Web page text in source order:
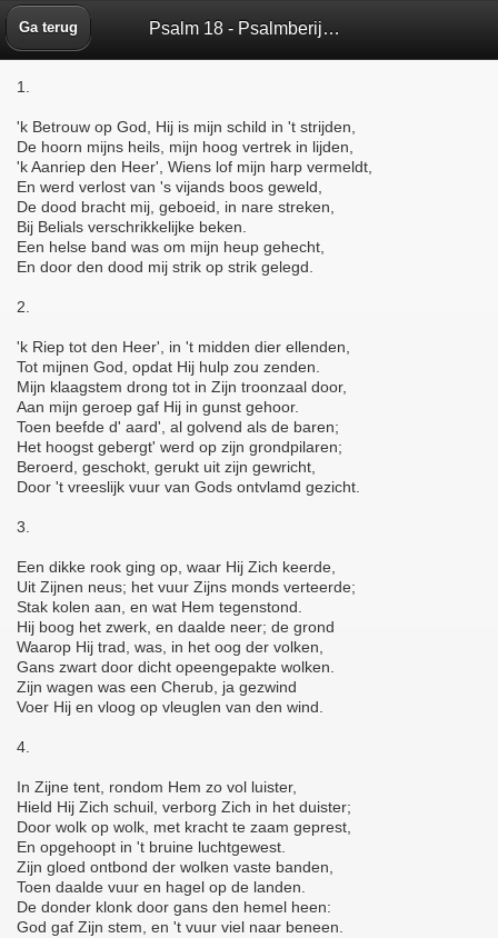
Ga terug Psalm 18 - Psalmberijming 1773 - Bijbelbox
1.
'k Betrouw op God, Hij is mijn schild in 't strijden,
De hoorn mijns heils, mijn hoog vertrek in lijden,
'k Aanriep den Heer', Wiens lof mijn harp vermeldt,
En werd verlost van 's vijands boos geweld,
De dood bracht mij, geboeid, in nare streken,
Bij Belials verschrikkelijke beken.
Een helse band was om mijn heup gehecht,
En door den dood mij strik op strik gelegd.
2.
'k Riep tot den Heer', in 't midden dier ellenden,
Tot mijnen God, opdat Hij hulp zou zenden.
Mijn klaagstem drong tot in Zijn troonzaal door,
Aan mijn geroep gaf Hij in gunst gehoor.
Toen beefde d' aard', al golvend als de baren;
Het hoogst gebergt' werd op zijn grondpilaren;
Beroerd, geschokt, gerukt uit zijn gewricht,
Door 't vreeslijk vuur van Gods ontvlamd gezicht.
3.
Een dikke rook ging op, waar Hij Zich keerde,
Uit Zijnen neus; het vuur Zijns monds verteerde;
Stak kolen aan, en wat Hem tegenstond.
Hij boog het zwerk, en daalde neer; de grond
Waarop Hij trad, was, in het oog der volken,
Gans zwart door dicht opeengepakte wolken.
Zijn wagen was een Cherub, ja gezwind
Voer Hij en vloog op vleuglen van den wind.
4.
In Zijne tent, rondom Hem zo vol luister,
Hield Hij Zich schuil, verborg Zich in het duister;
Door wolk op wolk, met kracht te zaam geprest,
En opgehoopt in 't bruine luchtgewest.
Zijn gloed ontbond der wolken vaste banden,
Toen daalde vuur en hagel op de landen.
De donder klonk door gans den hemel heen:
God gaf Zijn stem, en 't vuur viel naar beneen.